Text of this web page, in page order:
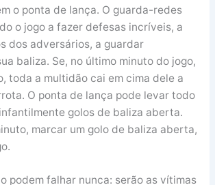
o ponta de lança. O guarda-redes
o jogo a fazer defesas incríveis, a
dos adversários, a guardar
baliza. Se, no último minuto do jogo,
toda a multidão cai em cima dele a
O ponta de lança pode levar todo
golos de baliza aberta.
marcar um golo de baliza aberta,
podem falhar nunca: serão as vítimas